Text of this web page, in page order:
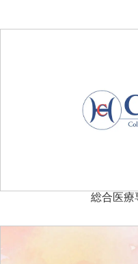
総合医